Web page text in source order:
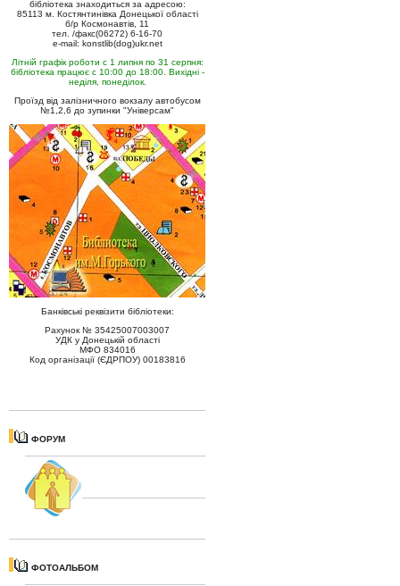
бібліотека знаходиться за адресою:
85113 м. Костянтинівка Донецької області
б/р Космонавтів, 11
тел. /факс(06272) 6-16-70
e-mail: konstlib(dog)ukr.net
Літній графік роботи с 1 липня по 31 серпня:
бібліотека працює с 10:00 до 18:00. Вихідні -
неділя, понеділок.
Проїзд від залізничного вокзалу автобусом
№1,2,6 до зупинки "Універсам"
Банківські реквізити бібліотеки:
Рахунок № 35425007003007
УДК у Донецькій області
МФО 834016
Код організації (ЄДРПОУ) 00183816
ФОРУМ
ФОТОАЛЬБОМ